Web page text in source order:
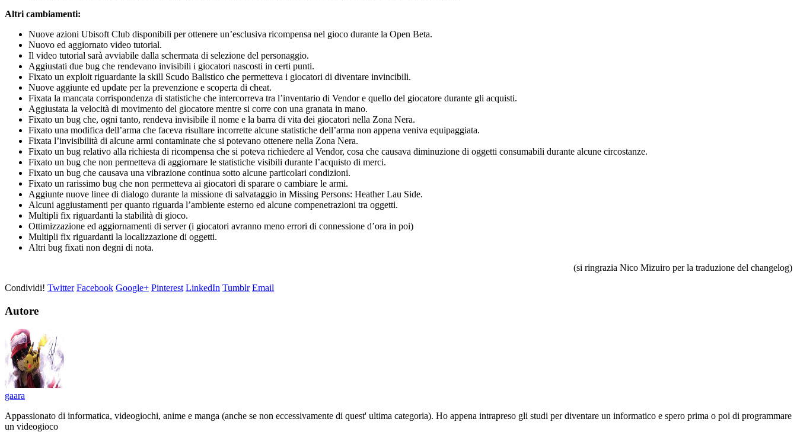
Altri cambiamenti:
Nuove azioni Ubisoft Club disponibili per ottenere un’esclusiva ricompensa nel gioco durante la Open Beta.
Nuovo ed aggiornato video tutorial.
Il video tutorial sarà avviabile dalla schermata di selezione del personaggio.
Aggiustati due bug che rendevano invisibili i giocatori nascosti in certi punti.
Fixato un exploit riguardante la skill Scudo Balistico che permetteva i giocatori di diventare invincibili.
Nuove aggiunte ed update per la prevenzione e scoperta di cheat.
Fixata la mancata corrispondenza di statistiche che intercorreva tra l’inventario di Vendor e quello del giocatore durante gli acquisti.
Aggiustata la velocità di movimento del giocatore mentre si corre con una granata in mano.
Fixato un bug che, ogni tanto, rendeva invisibile il nome e la barra di vita dei giocatori nella Zona Nera.
Fixato una modifica dell’arma che faceva risultare incorrette alcune statistiche dell’arma non appena veniva equipaggiata.
Fixata l’invisibilità di alcune armi contaminate che si potevano ottenere nella Zona Nera.
Fixato un bug relativo alla richiesta di ricompensa che si poteva richiedere al Vendor, cosa che causava diminuzione di oggetti consumabili durante alcune circostanze.
Fixato un bug che non permetteva di aggiornare le statistiche visibili durante l’acquisto di merci.
Fixato un bug che causava una vibrazione continua sotto alcune particolari condizioni.
Fixato un rarissimo bug che non permetteva ai giocatori di sparare o cambiare le armi.
Aggiunte nuove linee di dialogo durante la missione di salvataggio in Missing Persons: Heather Lau Side.
Alcuni aggiustamenti per quanto riguarda l’ambiente esterno ed alcune compenetrazioni tra oggetti.
Multipli fix riguardanti la stabilità di gioco.
Ottimizzazione ed aggiornamenti di server (i giocatori avranno meno errori di connessione d’ora in poi)
Multipli fix riguardanti la localizzazione di oggetti.
Altri bug fixati non degni di nota.
(si ringrazia Nico Mizuiro per la traduzione del changelog)
Condividi! Twitter Facebook Google+ Pinterest LinkedIn Tumblr Email
Autore
gaara
Appassionato di informatica, videogiochi, anime e manga (anche se non eccessivamente di quest' ultima categoria). Ho appena intrapreso gli studi per diventare un informatico e spero prima o poi di programmare
un videogioco